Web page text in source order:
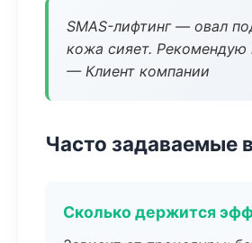
SMAS-лифтинг — овал
кожа сияет. Рекомендую
— Клиент компании
Часто задаваемые
Сколько держится